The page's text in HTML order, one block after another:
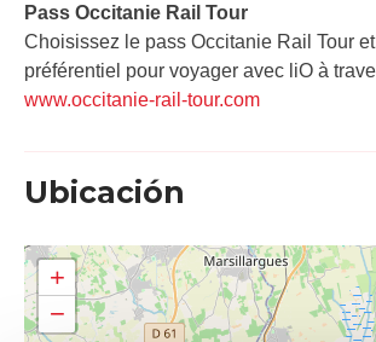
Pass Occitanie Rail Tour​
Choisissez le pass Occitanie Rail Tour
préférentiel pour voyager avec liO à
www.occitanie-rail-tour.com
Ubicación
+
−